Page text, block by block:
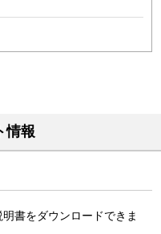
情報
書をダウンロードできま